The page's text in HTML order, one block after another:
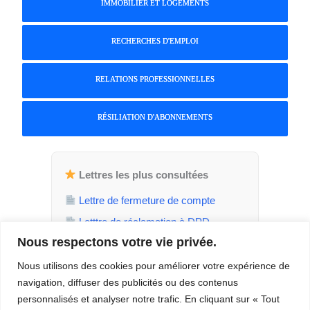
Nous respectons votre vie privée.
Nous utilisons des cookies pour améliorer votre expérience de
navigation, diffuser des publicités ou des contenus
personnalisés et analyser notre trafic. En cliquant sur « Tout
IMMOBILIER ET LOGEMENTS
RECHERCHES D'EMPLOI
RELATIONS PROFESSIONNELLES
RÉSILIATION D'ABONNEMENTS
Lettres les plus consultées
Lettre de fermeture de compte
Letttre de réclamation à DPD
Attestation de parent isolé
Demande de jours de RTT
Demande de temps plein